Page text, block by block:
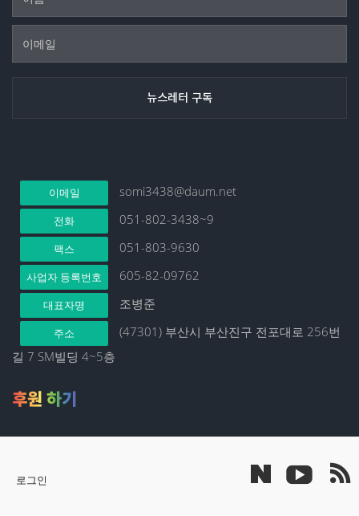
이메일 somi3438@daum.net
전화 051-802-3438~9
팩스 051-803-9630
사업자 등록번호 605-82-09762
대표자명 조병준
주소
(47301) 부산시 부산진구 전포대로 256번
길 7 SM빌딩 4~5층
후원 하기
로그인